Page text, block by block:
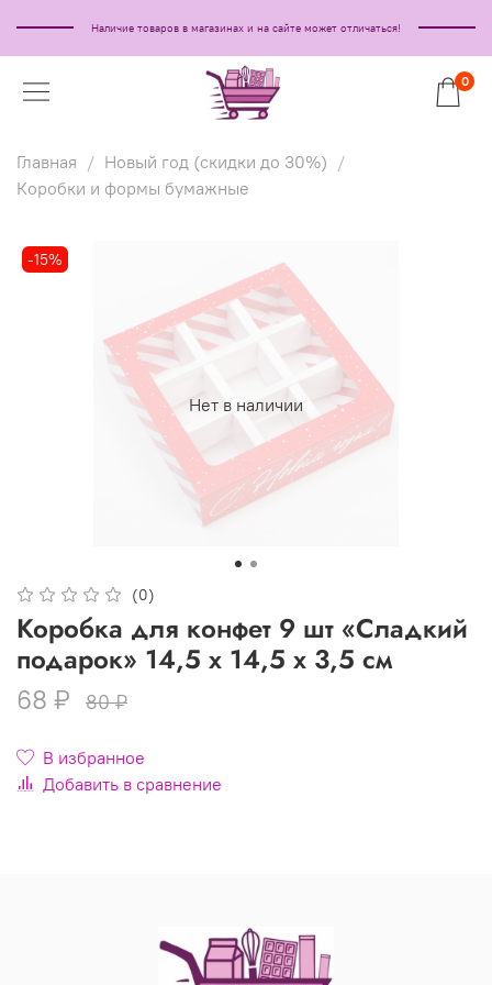
Наличие товаров в магазинах и на сайте может отличаться!
0
Главная
Новый год (скидки до 30%)
Коробки и формы бумажные
Нет в наличии
-15%
(0)
Коробка для конфет 9 шт «Сладкий
подарок» 14,5 х 14,5 х 3,5 см
68 ₽ 80 ₽
В избранное
Добавить в сравнение